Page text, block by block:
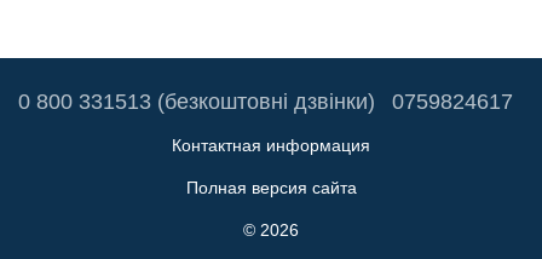
0 800 331513 (безкоштовні дзвінки) 0759824617
Контактная информация
Полная версия сайта
© 2026